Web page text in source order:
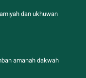
dan ukhuwan
amanah dakwah